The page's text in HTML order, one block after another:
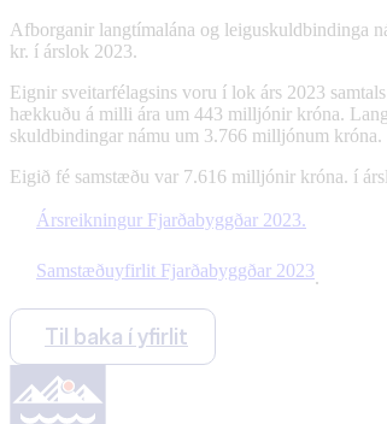
Afborganir langtímalána og leiguskuldbindinga
kr. í árslok 2023.
Eignir sveitarfélagsins voru í lok árs 2023
hækkuðu á milli ára um 443 milljónir króna.
skuldbindingar námu um 3.766 milljónum króna.
Eigið fé samstæðu var 7.616 milljónir króna. í
Ársreikningur Fjarðabyggðar 2023.
Samstæðuyfirlit Fjarðabyggðar 2023.
Til baka í yfirlit